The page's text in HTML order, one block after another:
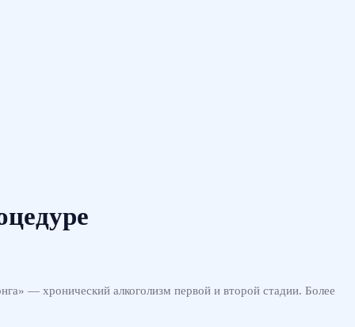
— хронический алкоголизм первой и второй стадии. Более